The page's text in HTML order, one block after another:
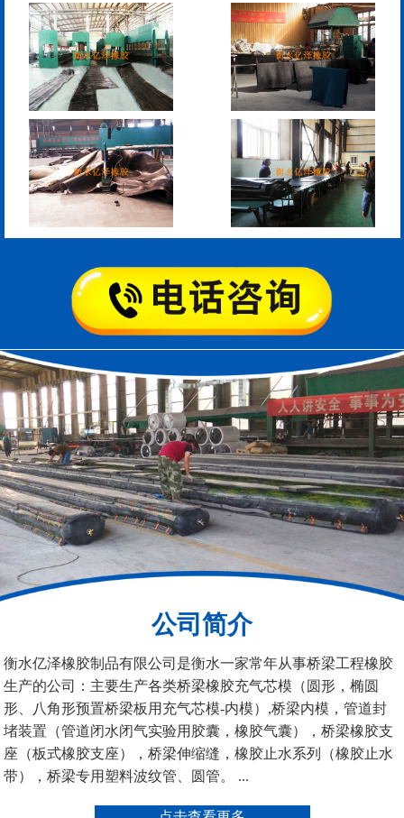
模数式160、240、320伸
缩缝
SF梳型伸缩缝
L型桥梁伸缩缝 Z型桥梁伸缩缝
板式橡胶伸缩缝 C型桥梁伸缩缝
200*25米圆形桥梁气囊 390*14米的圆形充气芯
模
公司简介
衡水亿泽橡胶制品有限公司是衡水一家常年从事桥梁工程橡胶
生产的公司：主要生产各类桥梁橡胶充气芯模（圆形，椭圆
形、八角形预置桥梁板用充气芯模-内模）,桥梁内模，管道封
堵装置（管道闭水闭气实验用胶囊，橡胶气囊），桥梁橡胶支
座（板式橡胶支座），桥梁伸缩缝，橡胶止水系列（橡胶止水
带），桥梁专用塑料波纹管、圆管。 ...